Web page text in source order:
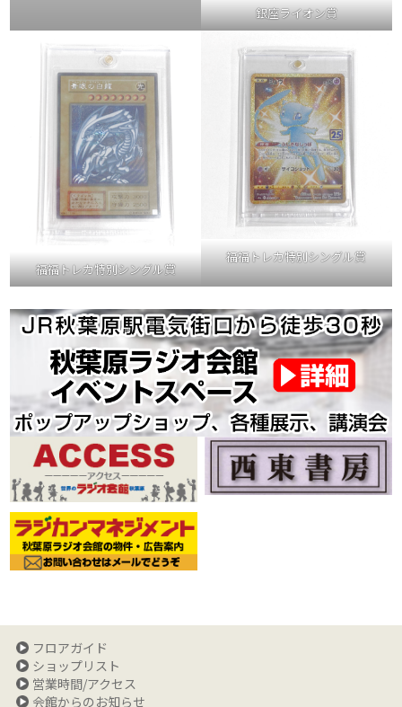
銀座ライオン賞
福福トレカ特別シングル賞
福福トレカ特別シングル賞
フロアガイド
ショップリスト
営業時間/アクセス
会館からのお知らせ